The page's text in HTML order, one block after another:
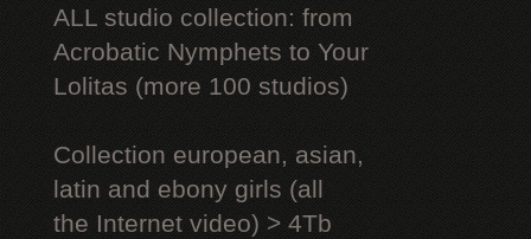
ALL studio collection: from
Acrobatic Nymрhеts to Your
Lоlitаs (more 100 studios)
Collection european, asian,
latin and ebony girls (all
the Internet video) > 4Tb